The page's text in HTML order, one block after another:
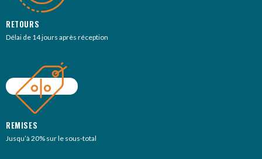
RETOURS
Délai de 14 jours après réception
REMISES
Jusqu’à 20% sur le sous-total